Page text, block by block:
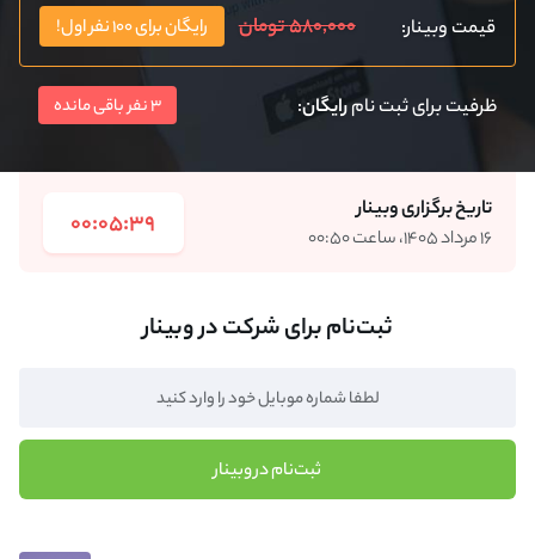
قیمت وبینار: ۵۸۰,۰۰۰ تومان رایگان برای ۱۰۰ نفر اول!
ظرفیت برای ثبت نامرایگان: 3 نفر باقی مانده
تاریخ برگزاری وبینار
۱۶ مرداد ۱۴۰۵، ساعت ۰۰:۵۰ 00:05:39
ثبت‌نام برای شرکت در وبینار
ثبت‌نام در وبینار